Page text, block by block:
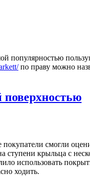
популярностью
по праву можно
смогли
ступени крыльца с
использовать
ходить.